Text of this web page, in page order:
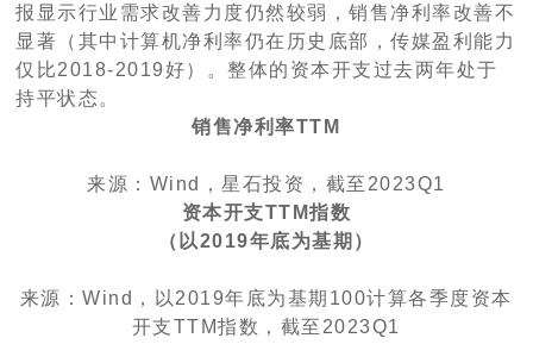
报显示行业需求改善力度仍然较弱，销售净利率改善不
显著（其中计算机净利率仍在历史底部，传媒盈利能力
仅比2018-2019好）。整体的资本开支过去两年处于
持平状态。
销售净利率TTM
来源：Wind，星石投资，截至2023Q1
资本开支TTM指数
（以2019年底为基期）
来源：Wind，以2019年底为基期100计算各季度资本
开支TTM指数，截至2023Q1